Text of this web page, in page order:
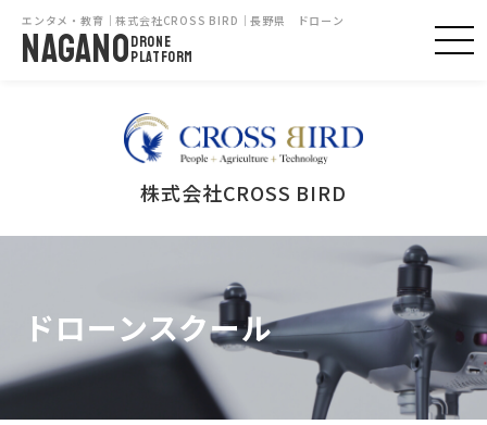
エンタメ・教育｜株式会社CROSS BIRD｜長野県 ドローン
NAGANODRONE
PLATFORM
株式会社CROSS BIRD
ドローンスクール